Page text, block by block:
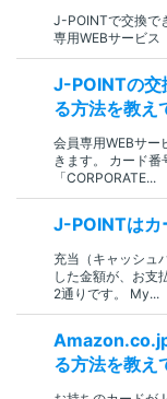
J-POINTで交換で
専用WEBサービ
J-POINTの交
る方法を教え
会員専用WEBサ
きます。 カード
「CORPORATE...
J-POINTはカ
充当（キャッシュ
した金額が、お支
2通りです。 My...
る方法を教え